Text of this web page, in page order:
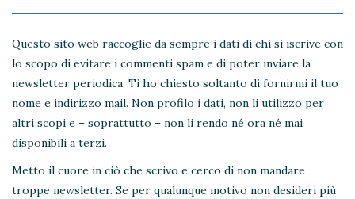
Questo sito web raccoglie da sempre i dati di chi si iscrive con
lo scopo di evitare i commenti spam e di poter inviare la
newsletter periodica. Ti ho chiesto soltanto di fornirmi il tuo
nome e indirizzo mail. Non profilo i dati, non li utilizzo per
altri scopi e – soprattutto – non li rendo né ora né mai
disponibili a terzi.
Metto il cuore in ciò che scrivo e cerco di non mandare
troppe newsletter. Se per qualunque motivo non desideri più